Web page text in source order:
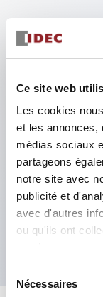
Ce site web
Les cookies
et les annonces,
médias sociaux
partageons
notre site avec
publicité et
avec d'autres
ou qu'ils ont
Nécessaires
Format
l'espace
Contacts
Haute
Choix de
Options
bouton de
Options de
socle DIN ou